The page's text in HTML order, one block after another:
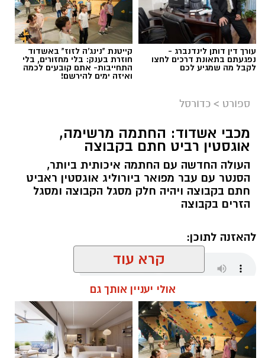
עורך דין דותן לינדנברג -
נפגעתם בתאונת דרכים לחצו
לקבל מה שמגיע לכם
קייטנת "נינג'ה לזוז" באשדוד
חוזרת בענק: בלי מחזורים, בלי
התחייבות- אתם קובעים לכמה
ואיזה ימים להירשם!
ספורט > כדורסל
מכבי אשדוד: החתמה מרשימה,
אוגסטין רביט חתם בקבוצה
העולה החדשה עם החתמה איכותית ביותר,
הסנטר עם עבר מפואר ביורוליג אוגסטין ראביט
חתם בקבוצה ויהיה חלק מסגל הקבוצה ומסגל
הזרים בקבוצה
להאזנה לתוכן:
שחר כחלון / 16:29 05.08.26
קרא עוד
אולי יעניין אותך גם